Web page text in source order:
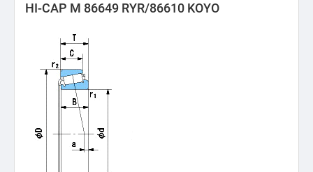
HI-CAP M 86649 RYR/86610 KOYO